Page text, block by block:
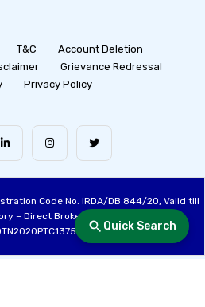
Quick Search
T&C
Account Deletion
Grievance Redressal
Privacy Policy
Code No. IRDA/DB 844/20, Valid till
– Direct Broker (Life & General), CIN: